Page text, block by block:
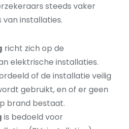
steeds vaker
van installaties.
richt zich op de
elektrische installaties.
of de installatie veilig
gebruikt, en of er geen
brand bestaat.
is bedoeld voor